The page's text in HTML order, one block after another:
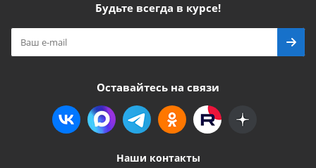
Будьте всегда в курсе!
Оставайтесь на связи
Наши контакты